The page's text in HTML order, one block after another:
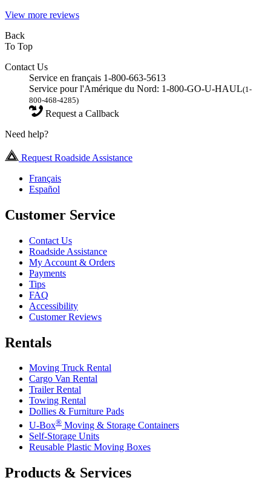
View more reviews
Back
To Top
Contact Us
Service en français 1-800-663-5613
Service pour l'Amérique du Nord: 1-800-GO-U-HAUL(1-
800-468-4285)
Request a Callback
Need help?
Request Roadside Assistance
Français
Español
Customer Service
Contact Us
Roadside Assistance
My Account & Orders
Payments
Tips
FAQ
Accessibility
Customer Reviews
Rentals
Moving Truck Rental
Cargo Van Rental
Trailer Rental
Towing Rental
Dollies & Furniture Pads
U-Box® Moving & Storage Containers
Self-Storage Units
Reusable Plastic Moving Boxes
Products & Services